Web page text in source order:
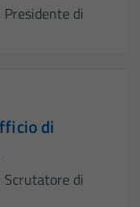
di
di
Scrutatore di